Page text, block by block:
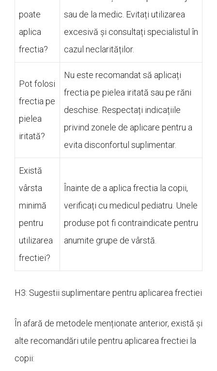
poate
aplica
frectia?
sau de la medic. Evitați utilizarea
excesivă și consultați specialistul în
cazul neclarităților.
Pot folosi
frectia pe
pielea
iritată?
Nu este recomandat să aplicați
frectia pe pielea iritată sau pe răni
deschise. Respectați indicațiile
privind zonele de aplicare pentru a
evita disconfortul suplimentar.
Există
vârsta
minimă
pentru
utilizarea
frectiei?
Înainte de a aplica frectia la copii,
verificați cu medicul pediatru. Unele
produse pot fi contraindicate pentru
anumite grupe de vârstă.
H3: Sugestii suplimentare pentru aplicarea frectiei
În afară de metodele menționate anterior, există și
alte recomandări utile pentru aplicarea frectiei la
copii: